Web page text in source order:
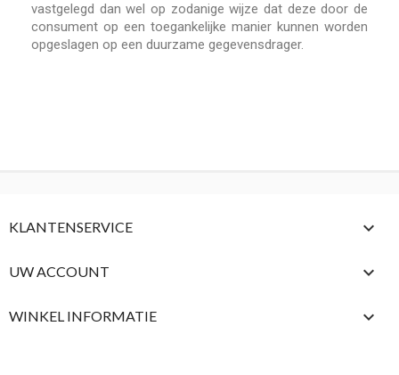
vastgelegd dan wel op zodanige wijze dat deze door de
consument op een toegankelijke manier kunnen worden
opgeslagen op een duurzame gegevensdrager.
KLANTENSERVICE 
UW ACCOUNT 
WINKEL INFORMATIE keyboard_arrow_down